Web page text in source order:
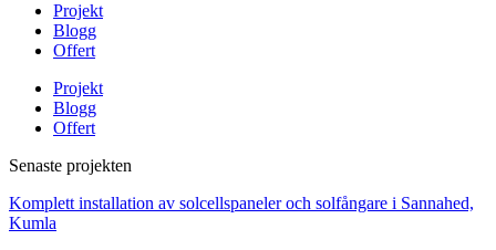
Projekt
Blogg
Offert
Projekt
Blogg
Offert
Senaste projekten
Komplett installation av solcellspaneler och solfångare i Sannahed,
Kumla